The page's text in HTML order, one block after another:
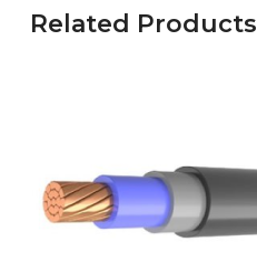
Related Products